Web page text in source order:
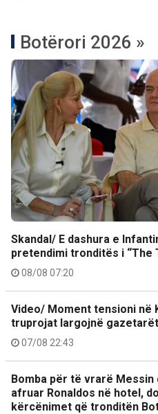
Botërori 2026 »
Skandal/ E dashura e
pretendimi tronditës i “The
08/08 07:20
Video/ Moment tensioni në
truprojat largojnë gazetarët
07/08 22:43
Bomba për të vrarë Messin
afruar Ronaldos në hotel,
kërcënimet që tronditën